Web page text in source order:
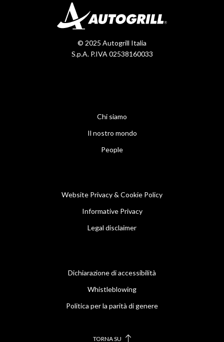
© 2025 Autogrill Italia
S.p.A. P.IVA 02538160033
Chi siamo
Il nostro mondo
People
Website Privacy & Cookie Policy
Informative Privacy
Legal disclaimer
Dichiarazione di accessibilità
Whistleblowing
Politica per la parità di genere
TORNA SU